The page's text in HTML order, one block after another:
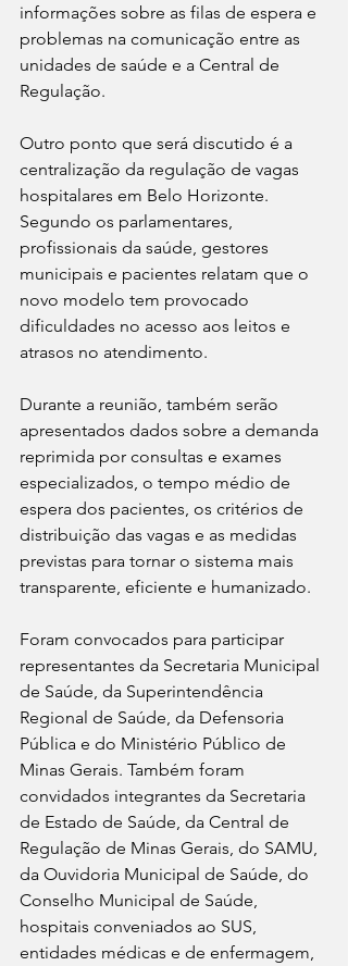
informações sobre as filas de espera e
problemas na comunicação entre as
unidades de saúde e a Central de
Regulação.
Outro ponto que será discutido é a
centralização da regulação de vagas
hospitalares em Belo Horizonte.
Segundo os parlamentares,
profissionais da saúde, gestores
municipais e pacientes relatam que o
novo modelo tem provocado
dificuldades no acesso aos leitos e
atrasos no atendimento.
Durante a reunião, também serão
apresentados dados sobre a demanda
reprimida por consultas e exames
especializados, o tempo médio de
espera dos pacientes, os critérios de
distribuição das vagas e as medidas
previstas para tornar o sistema mais
transparente, eficiente e humanizado.
Foram convocados para participar
representantes da Secretaria Municipal
de Saúde, da Superintendência
Regional de Saúde, da Defensoria
Pública e do Ministério Público de
Minas Gerais. Também foram
convidados integrantes da Secretaria
de Estado de Saúde, da Central de
Regulação de Minas Gerais, do SAMU,
da Ouvidoria Municipal de Saúde, do
Conselho Municipal de Saúde,
hospitais conveniados ao SUS,
entidades médicas e de enfermagem,